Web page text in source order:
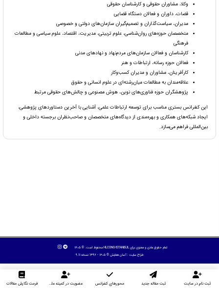
وکلا، مشاوران حقوقی و کارشناسان حقوقی
قضات، داوران و فعالان دستگاه قضایی
مدیران، سیاست‌گذاران و تصمیم‌گیران سازمان‌های دولتی و خصوصی
متخصصان حوزه‌های روان‌شناسی، علوم تربیتی، مدیریت، اقتصاد، علوم سیاسی و مطالعات
فرهنگی
کارشناسان و فعالان سازمان‌های مردم‌نهاد و نهادهای مدنی
فعالان حوزه رسانه، ارتباطات و هنر
کارآفرینان، مشاوران و مدیران کسب‌وکار
علاقه‌مندان به مطالعات میان‌رشته‌ای در علوم انسانی و حقوق
پژوهشگران حوزه فناوری‌های نوین، هوش مصنوعی و چالش‌های حقوقی مرتبط
این کنفرانس بستری مناسب برای توسعه ارتباطات علمی، آشنایی با آخرین دستاوردهای پژوهشی،
ایجاد شبکه‌های همکاری و بهره‌مندی از دیدگاه‌های متخصصان و صاحب‌نظران برجسته داخلی و
بین‌المللی فراهم می‌سازد.
تمام حقوق مادی و معنوی برای HLCONG-ISTANBUL محفوظ است. © ۱۴۰۵
طراح سایت :آسان همایش © ۱۴۰۵ - 1392 نسخه 9.11
ثبت نام در سایت ثبت مقاله جدید محورهای کنفرانس عضویت در کمیته علمی داوران فرمت نگارش مقالات